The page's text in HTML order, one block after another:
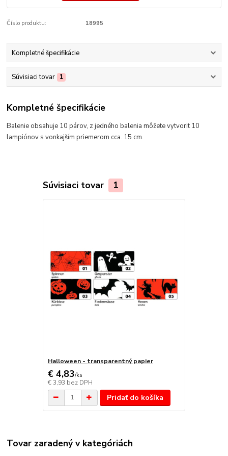
Číslo produktu: 18995
Kompletné špecifikácie
Súvisiaci tovar 1
Kompletné špecifikácie
Balenie obsahuje 10 párov, z jedného balenia môžete vytvorit 10
lampiónov s vonkajším priemerom cca. 15 cm.
Súvisiaci tovar 1
Halloween - transparentný papier
€ 4,83/ks
€ 3,93 bez DPH
Pridať do košíka
Tovar zaradený v kategóriách